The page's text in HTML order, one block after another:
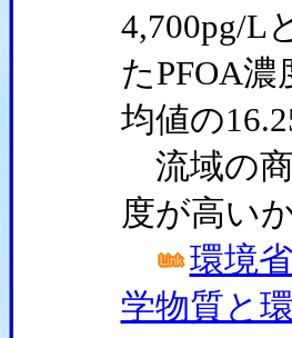
4,700pg/L
たPFOA
均値の
流域の商
度が高い
環境
学物質と